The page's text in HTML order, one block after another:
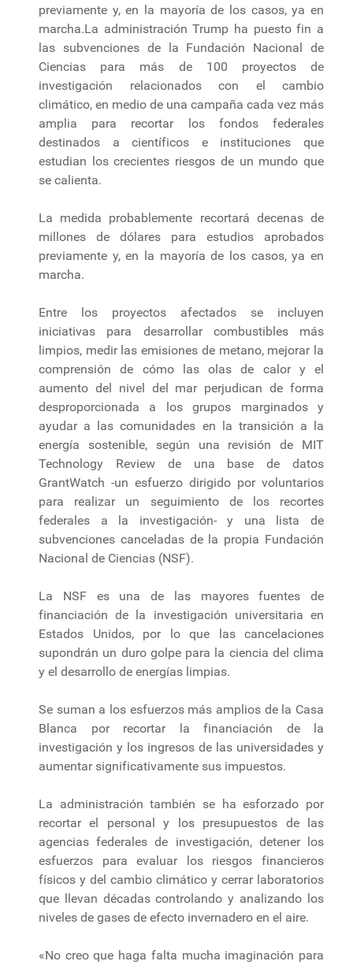
previamente y, en la mayoría de los casos, ya en
marcha.La administración Trump ha puesto fin a
las subvenciones de la Fundación Nacional de
Ciencias para más de 100 proyectos de
investigación relacionados con el cambio
climático, en medio de una campaña cada vez más
amplia para recortar los fondos federales
destinados a científicos e instituciones que
estudian los crecientes riesgos de un mundo que
se calienta.
La medida probablemente recortará decenas de
millones de dólares para estudios aprobados
previamente y, en la mayoría de los casos, ya en
marcha.
Entre los proyectos afectados se incluyen
iniciativas para desarrollar combustibles más
limpios, medir las emisiones de metano, mejorar la
comprensión de cómo las olas de calor y el
aumento del nivel del mar perjudican de forma
desproporcionada a los grupos marginados y
ayudar a las comunidades en la transición a la
energía sostenible, según una revisión de MIT
Technology Review de una base de datos
GrantWatch -un esfuerzo dirigido por voluntarios
para realizar un seguimiento de los recortes
federales a la investigación- y una lista de
subvenciones canceladas de la propia Fundación
Nacional de Ciencias (NSF).
La NSF es una de las mayores fuentes de
financiación de la investigación universitaria en
Estados Unidos, por lo que las cancelaciones
supondrán un duro golpe para la ciencia del clima
y el desarrollo de energías limpias.
Se suman a los esfuerzos más amplios de la Casa
Blanca por recortar la financiación de la
investigación y los ingresos de las universidades y
aumentar significativamente sus impuestos.
La administración también se ha esforzado por
recortar el personal y los presupuestos de las
agencias federales de investigación, detener los
esfuerzos para evaluar los riesgos financieros
físicos y del cambio climático y cerrar laboratorios
que llevan décadas controlando y analizando los
niveles de gases de efecto invernadero en el aire.
«No creo que haga falta mucha imaginación para